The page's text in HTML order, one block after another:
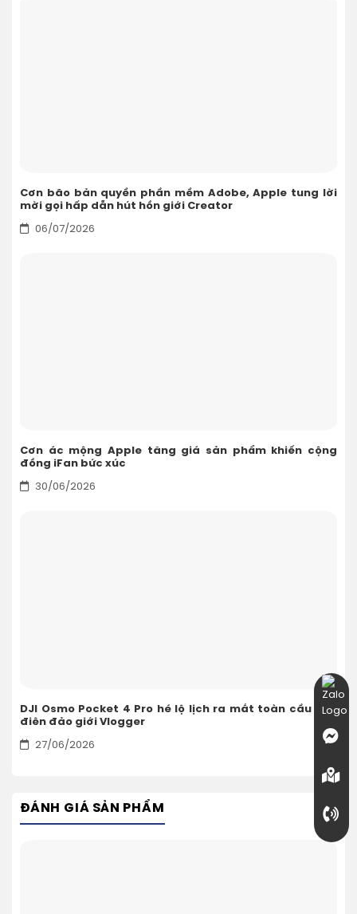
Cơn bão bản quyền phần mềm Adobe, Apple tung lời
mời gọi hấp dẫn hút hồn giới Creator
06/07/2026
Cơn ác mộng Apple tăng giá sản phẩm khiến cộng
đồng iFan bức xúc
30/06/2026
DJI Osmo Pocket 4 Pro hé lộ lịch ra mắt toàn cầu làm
điên đảo giới Vlogger
27/06/2026
ĐÁNH GIÁ SẢN PHẨM